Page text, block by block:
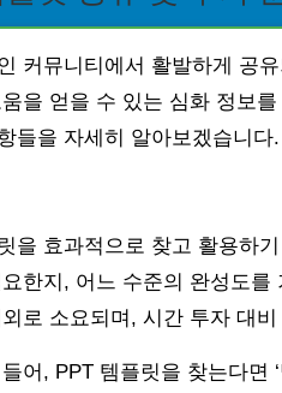
커뮤니티에서 활발하게 공
을 얻을 수 있는 심화 정보
들을 자세히 알아보겠습니다.
을 효과적으로 찾고 활용하
한지, 어느 수준의 완성도
로 소요되며, 시간 투자 대
어, PPT 템플릿을 찾는다면